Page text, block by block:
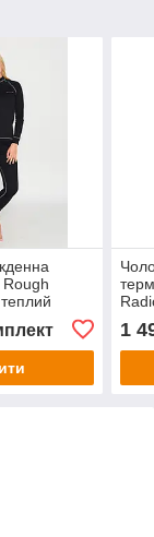
Rough
1